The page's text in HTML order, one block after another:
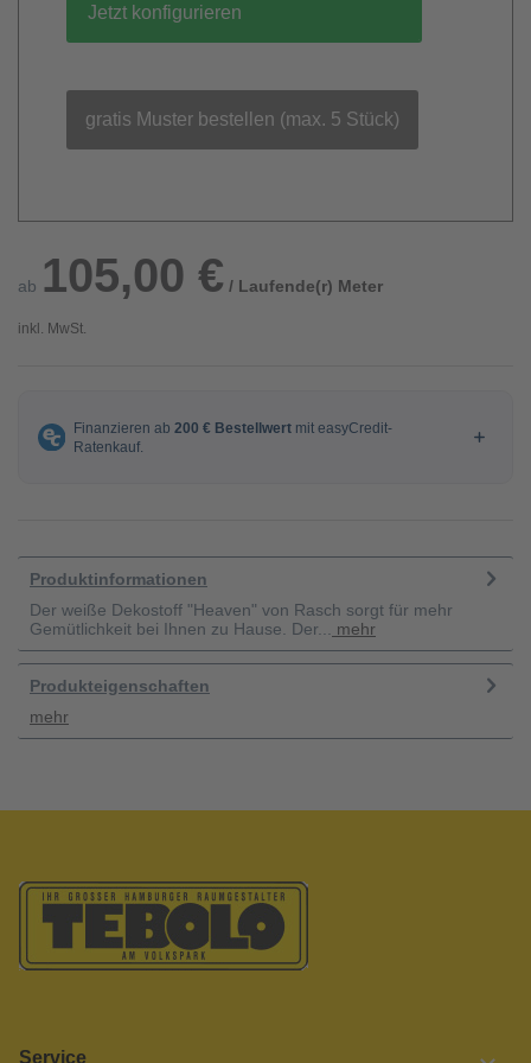
Jetzt konfigurieren
gratis Muster bestellen (max. 5 Stück)
ab 105,00 € / Laufende(r) Meter
inkl. MwSt.
Produktinformationen
Der weiße Dekostoff "Heaven" von Rasch sorgt für mehr
Gemütlichkeit bei Ihnen zu Hause. Der...
mehr
Produkteigenschaften
mehr
Service